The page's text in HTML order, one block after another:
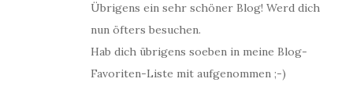
Übrigens ein sehr schöner Blog! Werd dich
nun öfters besuchen.
Hab dich übrigens soeben in meine Blog-
Favoriten-Liste mit aufgenommen ;-)